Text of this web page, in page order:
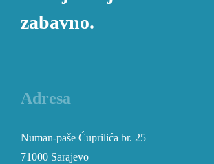
zabavno.
Adresa
Numan-paše Ćuprilića br. 25
71000 Sarajevo